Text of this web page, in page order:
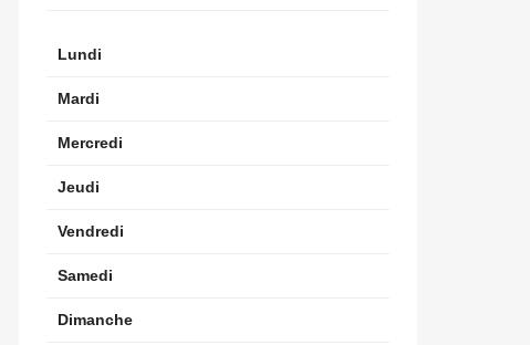
Lundi
Mardi
Mercredi
Jeudi
Vendredi
Samedi
Dimanche